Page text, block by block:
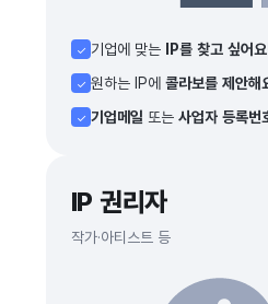
✓ 기업에 맞는 IP를 찾고 싶어
✓ 원하는 IP에 콜라보를 제안해
✓ 기업메일 또는 사업자 등록번
IP 권리자
작가·아티스트 등